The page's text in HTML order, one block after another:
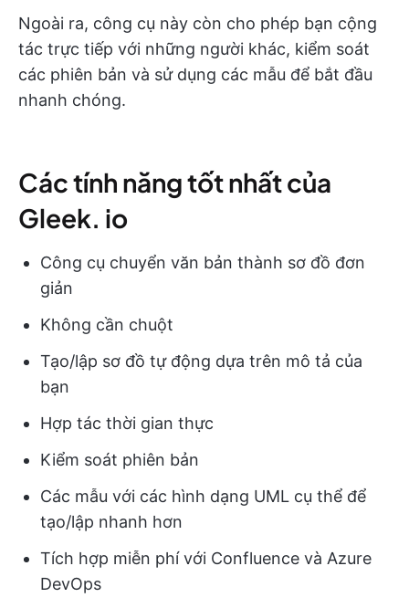
Ngoài ra, công cụ này còn cho phép bạn cộng
tác trực tiếp với những người khác, kiểm soát
các phiên bản và sử dụng các mẫu để bắt đầu
nhanh chóng.
Các tính năng tốt nhất của
Gleek. io
Công cụ chuyển văn bản thành sơ đồ đơn
giản
Không cần chuột
Tạo/lập sơ đồ tự động dựa trên mô tả của
bạn
Hợp tác thời gian thực
Kiểm soát phiên bản
Các mẫu với các hình dạng UML cụ thể để
tạo/lập nhanh hơn
Tích hợp miễn phí với Confluence và Azure
DevOps